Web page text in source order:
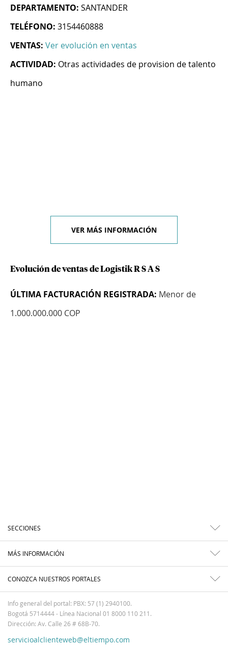
DEPARTAMENTO: SANTANDER
TELÉFONO: 3154460888
VENTAS: Ver evolución en ventas
ACTIVIDAD: Otras actividades de provision de talento
humano
VER MÁS INFORMACIÓN
Evolución de ventas de Logistik R S A S
ÚLTIMA FACTURACIÓN REGISTRADA: Menor de
1.000.000.000 COP
SECCIONES
MÁS INFORMACIÓN
CONOZCA NUESTROS PORTALES
Info general del portal: PBX: 57 (1) 2940100.
Bogotá 5714444 - Línea Nacional 01 8000 110 211.
Dirección: Av. Calle 26 # 68B-70.
servicioalclienteweb@eltiempo.com